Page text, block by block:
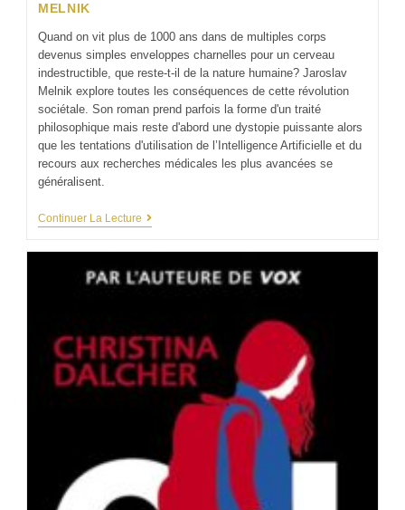
MELNIK
Quand on vit plus de 1000 ans dans de multiples corps
devenus simples enveloppes charnelles pour un cerveau
indestructible, que reste-t-il de la nature humaine? Jaroslav
Melnik explore toutes les conséquences de cette révolution
sociétale. Son roman prend parfois la forme d'un traité
philosophique mais reste d'abord une dystopie puissante alors
que les tentations d'utilisation de l’Intelligence Artificielle et du
recours aux recherches médicales les plus avancées se
généralisent.
Continuer La Lecture